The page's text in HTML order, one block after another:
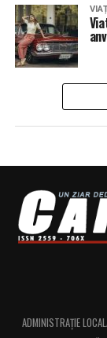
ADMINISTRAȚIE